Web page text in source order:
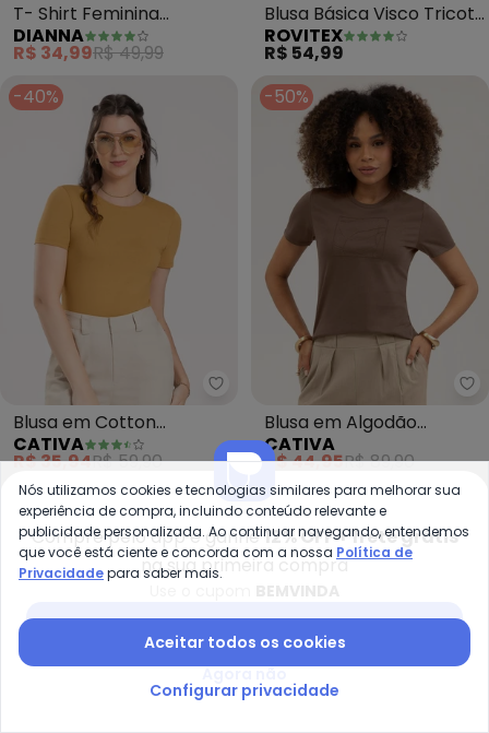
T- Shirt Feminina
Cropped (Marrom)
DIANNA
R$ 34,99R$ 49,99
Blusa Básica Visco Tricot
(Marrom)
ROVITEX
R$ 54,99
-40%
Cativa - Blusa em Cotton
Blusa em Cotton
(Caramelo)
CATIVA
R$ 35,94R$ 59,90
-50%
Blusa em Algodão
(Marrom Escuro)
CATIVA
R$ 44,95R$ 89,90
-49%
-50%
Compre pelo app e ganhe12% OFF + frete grátis
na sua primeira compra
Nós utilizamos cookies e tecnologias similares para melhorar sua
experiência de compra, incluindo conteúdo relevante e
publicidade personalizada. Ao continuar navegando, entendemos
que você está ciente e concorda com a nossa Política de
Privacidadepara saber mais.
Aceitar todos os cookies
Configurar privacidade